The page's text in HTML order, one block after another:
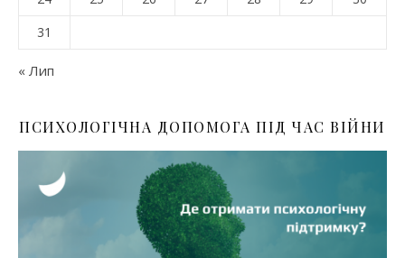
31
« Лип
ПСИХОЛОГІЧНА ДОПОМОГА ПІД ЧАС ВІЙНИ